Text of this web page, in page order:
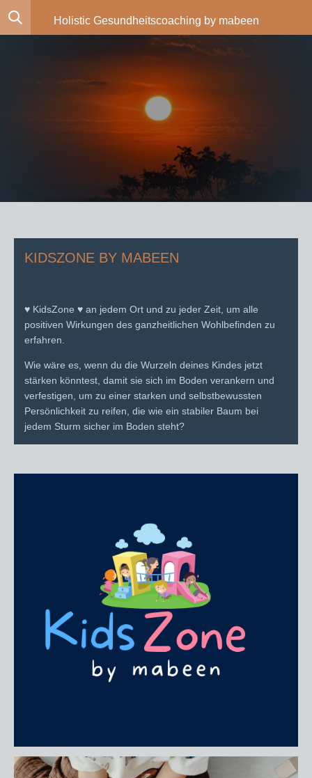
Zum
Holistic Gesundheitscoaching by mabeen
KIDSZONE BY MABEEN
♥ KidsZone ♥ an jedem Ort und zu jeder Zeit, um alle
positiven Wirkungen des ganzheitlichen Wohlbefinden zu
erfahren.
Wie wäre es, wenn du die Wurzeln deines Kindes jetzt
stärken könntest, damit sie sich im Boden verankern und
verfestigen, um zu einer starken und selbstbewussten
Persönlichkeit zu reifen, die wie ein stabiler Baum bei
jedem Sturm sicher im Boden steht?